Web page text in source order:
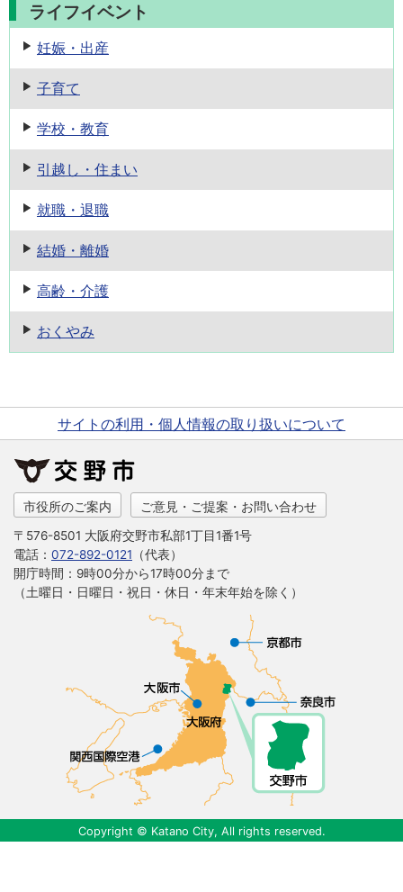
ライフイベント
妊娠・出産
子育て
学校・教育
引越し・住まい
就職・退職
結婚・離婚
高齢・介護
おくやみ
サイトの利用・個人情報の取り扱いについて
市役所のご案内 ご意見・ご提案・お問い合わせ
〒576-8501 大阪府交野市私部1丁目1番1号
電話： 072-892-0121 （代表）
開庁時間：9時00分から17時00分まで
（土曜日・日曜日・祝日・休日・年末年始を除く）
Copyright © Katano City, All rights reserved.